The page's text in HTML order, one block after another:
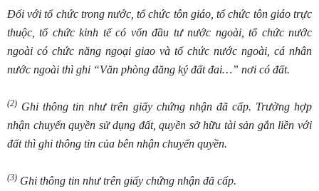
Đối với tổ chức trong nước, tổ chức tôn giáo, tổ chức tôn giáo trực
thuộc, tổchức kinh tế có vốnđầu tư nước ngoài, tổchức nước
ngoài có chức năng ngoại giao và tổchức nước ngoài, cá nhân
nước ngoài thì ghi “Văn phòng đăng ký đất đai…” nơi có đất.
(2) Ghi thông tin nhưtrên giấy chứng nhận đã cấp. Trường hợp
nhận chuyển quyền sử dụng đất, quyền sở hữu tài sản gắn liền với
đất thì ghi thông tin của bên nhận chuyển quyền.
(3) Ghi thông tin như trên giấy chứng nhận đã cấp.